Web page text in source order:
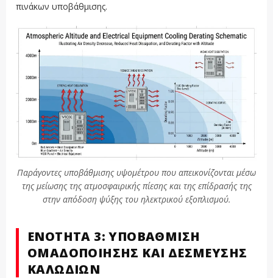
πινάκων υποβάθμισης.
Παράγοντες υποβάθμισης υψομέτρου που απεικονίζονται μέσω
της μείωσης της ατμοσφαιρικής πίεσης και της επίδρασής της
στην απόδοση ψύξης του ηλεκτρικού εξοπλισμού.
ΕΝΌΤΗΤΑ 3: ΥΠΟΒΆΘΜΙΣΗ
ΟΜΑΔΟΠΟΊΗΣΗΣ ΚΑΙ ΔΈΣΜΕΥΣΗΣ
ΚΑΛΩΔΊΩΝ